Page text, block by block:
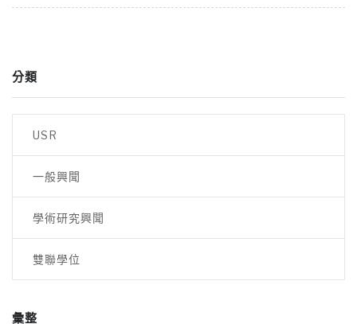
分類
USR
一般興聞
學術研究興聞
雙聯學位
彙整